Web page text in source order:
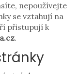
nepoužívejte
se vztahují na
přistupují k
.